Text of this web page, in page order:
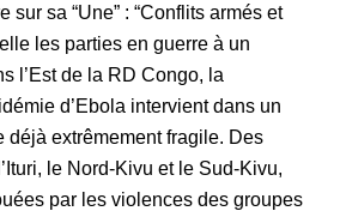
sur sa “Une” : “Conflits armés et
les parties en guerre à un
l’Est de la RD Congo, la
d’Ebola intervient dans un
déjà extrêmement fragile. Des
le Nord-Kivu et le Sud-Kivu,
par les violences des groupes